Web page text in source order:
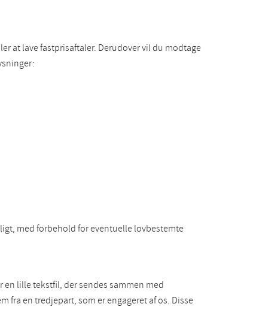
at lave fastprisaftaler. Derudover vil du modtage
med forbehold for eventuelle lovbestemte
en lille tekstfil, der sendes sammen med
fra en tredjepart, som er engageret af os. Disse